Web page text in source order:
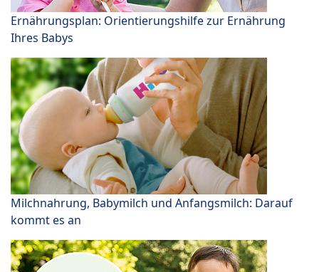
Ernährungsplan: Orientierungshilfe zur Ernährung
Ihres Babys
Milchnahrung, Babymilch und Anfangsmilch: Darauf
kommt es an